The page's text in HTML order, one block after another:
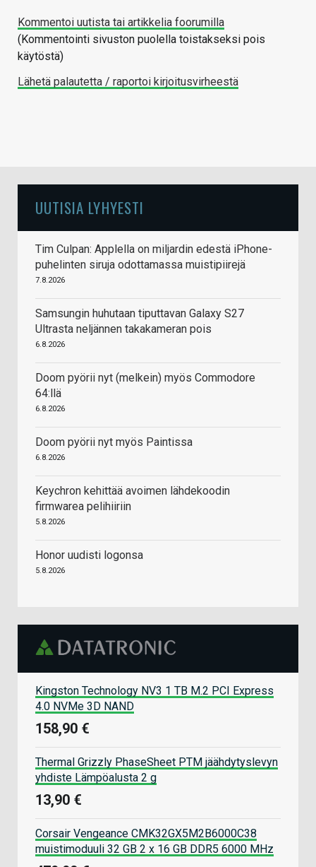
Kommentoi uutista tai artikkelia foorumilla
(Kommentointi sivuston puolella toistakseksi pois
käytöstä)
Lähetä palautetta / raportoi kirjoitusvirheestä
UUTISIA LYHYESTI
Tim Culpan: Applella on miljardin edestä iPhone-
puhelinten siruja odottamassa muistipiirejä
7.8.2026
Samsungin huhutaan tiputtavan Galaxy S27
Ultrasta neljännen takakameran pois
6.8.2026
Doom pyörii nyt (melkein) myös Commodore
64:llä
6.8.2026
Doom pyörii nyt myös Paintissa
6.8.2026
Keychron kehittää avoimen lähdekoodin
firmwarea pelihiiriin
5.8.2026
Honor uudisti logonsa
5.8.2026
Kingston Technology NV3 1 TB M.2 PCI Express
4.0 NVMe 3D NAND
158,90 €
Thermal Grizzly PhaseSheet PTM jäähdytyslevyn
yhdiste Lämpöalusta 2 g
13,90 €
Corsair Vengeance CMK32GX5M2B6000C38
muistimoduuli 32 GB 2 x 16 GB DDR5 6000 MHz